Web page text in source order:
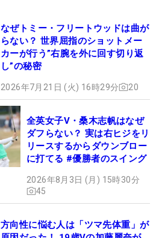
なぜトミー・フリートウッドは曲が
らない？ 世界屈指のショットメー
カーが行う”右腕を外に回す切り返
し”の秘密
2026年7月21日 (火) 16時29分 20
全英女子V・桑木志帆はなぜ
ダフらない？ 実は右ヒジをリ
リースするからダウンブロー
に打てる #優勝者のスイング
2026年8月3日 (月) 15時30分
45
方向性に悩む人は「ツマ先体重」が